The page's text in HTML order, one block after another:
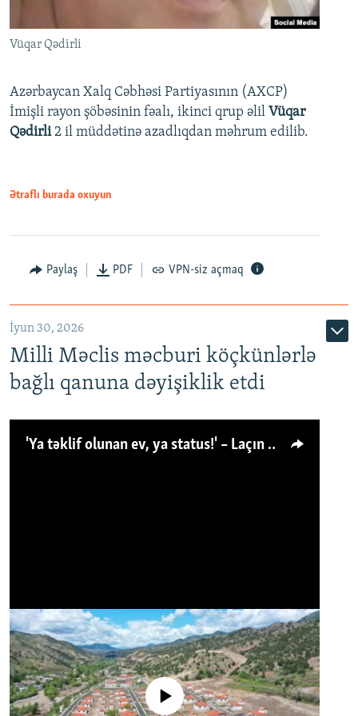
Vüqar Qədirli
Azərbaycan Xalq Cəbhəsi Partiyasının (AXCP)
İmişli rayon şöbəsinin fəalı, ikinci qrup əlil Vüqar
Qədirli2 il müddətinə azadlıqdan məhrum edilib.
Ətraflı burada oxuyun
Paylaş PDF VPN-siz açmaq
İyun 30, 2026
Milli Məclis məcburi köçkünlərlə
bağlı qanuna dəyişiklik etdi
'Ya təklif olunan ev, ya status!' – Laçın köçkünü: 'Laçından başqa heç hara!'
No media source currently available